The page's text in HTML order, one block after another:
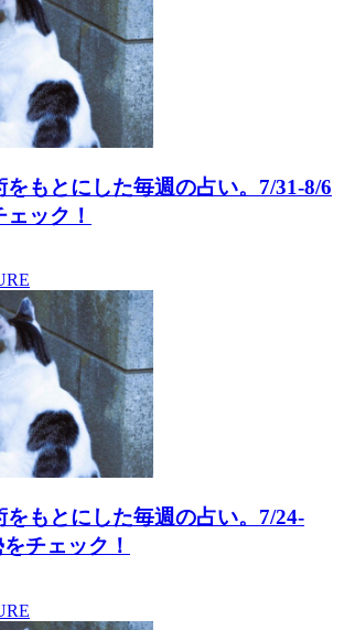
をもとにした毎週の占い。7/31-8/6
ック！
をもとにした毎週の占い。7/24-
チェック！